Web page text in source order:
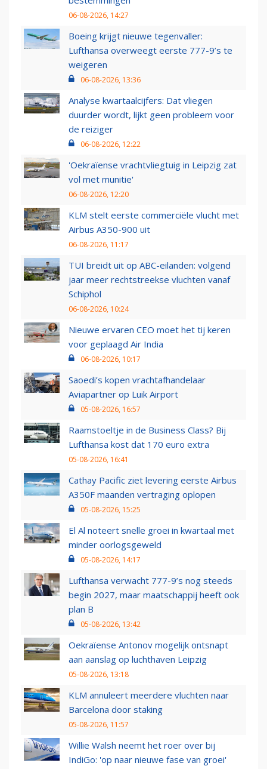
06-08-2026, 14:27
Boeing krijgt nieuwe tegenvaller:
Lufthansa overweegt eerste 777-9’s te
weigeren
06-08-2026, 13:36
Analyse kwartaalcijfers: Dat vliegen
duurder wordt, lijkt geen probleem voor
de reiziger
06-08-2026, 12:22
'Oekraïense vrachtvliegtuig in Leipzig zat
vol met munitie'
06-08-2026, 12:20
KLM stelt eerste commerciële vlucht met
Airbus A350-900 uit
06-08-2026, 11:17
TUI breidt uit op ABC-eilanden: volgend
jaar meer rechtstreekse vluchten vanaf
Schiphol
06-08-2026, 10:24
Nieuwe ervaren CEO moet het tij keren
voor geplaagd Air India
06-08-2026, 10:17
Saoedi’s kopen vrachtafhandelaar
Aviapartner op Luik Airport
05-08-2026, 16:57
Raamstoeltje in de Business Class? Bij
Lufthansa kost dat 170 euro extra
05-08-2026, 16:41
Cathay Pacific ziet levering eerste Airbus
A350F maanden vertraging oplopen
05-08-2026, 15:25
El Al noteert snelle groei in kwartaal met
minder oorlogsgeweld
05-08-2026, 14:17
Lufthansa verwacht 777-9’s nog steeds
begin 2027, maar maatschappij heeft ook
plan B
05-08-2026, 13:42
Oekraïense Antonov mogelijk ontsnapt
aan aanslag op luchthaven Leipzig
05-08-2026, 13:18
KLM annuleert meerdere vluchten naar
Barcelona door staking
05-08-2026, 11:57
Willie Walsh neemt het roer over bij
IndiGo: 'op naar nieuwe fase van groei'